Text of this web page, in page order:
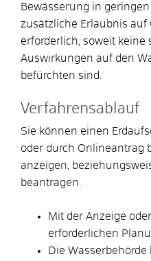
Bewässerung in
zusätzliche Erlaubnis
erforderlich, soweit
Auswirkungen auf den
befürchten sind.
Verfahrensablauf
Sie können einen
oder durch Onlineantrag
anzeigen,
beantragen.
Mit der Anzeige
erforderlichen
Die